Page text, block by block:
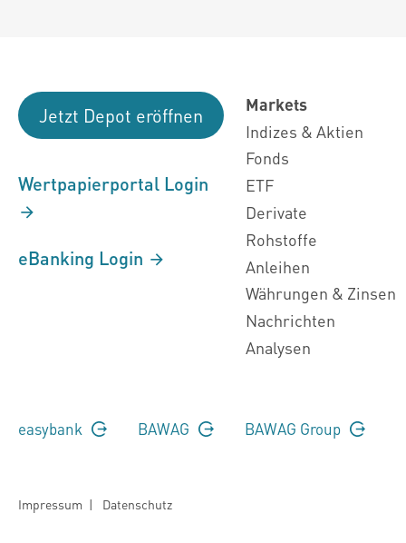
Jetzt Depot eröffnen
Wertpapierportal Login
eBanking Login
Markets
Indizes & Aktien
Fonds
ETF
Derivate
Rohstoffe
Anleihen
Währungen & Zinsen
Nachrichten
Analysen
easybank BAWAG BAWAG Group
Impressum | Datenschutz